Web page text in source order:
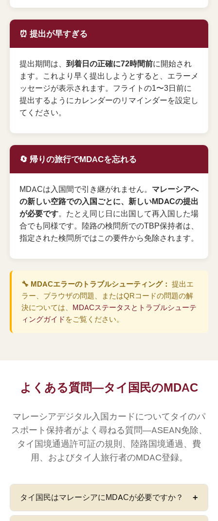
⏰ 提出が早すぎる
提出期間は、 到着日の正確に72時間前に開始され
ます。これより早く提出しようとすると、エラーメ
ッセージが表示されます。フライトの1〜3日前に
提出するようにカレンダーのリマインダーを設定し
てください。
🔄 帰りの旅行でMDACを忘れる
MDACは入国間で引き継がれません。 マレーシアへ
の新しい空路での入国ごとに、新しいMDACの提出
が必要です。たとえ同じ日に出国して再入国した場
合でも同様です。陸路の検問所でのTBP保持者は、
指定された検問所ではこの要件から免除されます。
🔧 MDACエラーのトラブルシューティング： 提出エ
ラー、ブラウザの問題、またはQRコードの問題の解
決については、 MDACステータスとトラブルシューテ
ィングガイド をご覧ください。
よくある質問—タイ国民のMDAC
マレーシアデジタル入国カードについてタイのパ
スポート保持者がよく尋ねる質問—ASEAN免除、
タイ国境通過許可証の規則、陸路国境通過、費
用、およびタイ人旅行者のMDAC登録。
タイ国民はマレーシアにMDACが必要ですか？